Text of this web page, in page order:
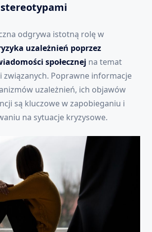
odgrywa istotną rolę w
uzależnień poprzez
społecznej na temat
związanych. Poprawne informacje
uzależnień, ich objawów
są kluczowe w zapobieganiu i
na sytuacje kryzysowe.